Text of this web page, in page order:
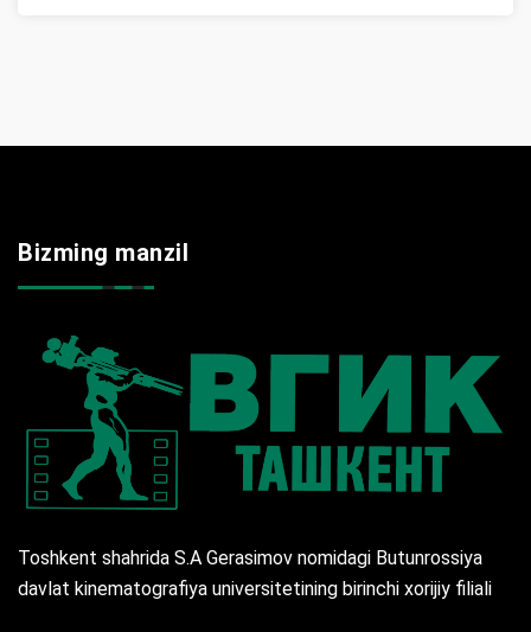
Bizming manzil
Toshkent shahrida S.A Gerasimov nomidagi Butunrossiya
davlat kinematografiya universitetining birinchi xorijiy filiali